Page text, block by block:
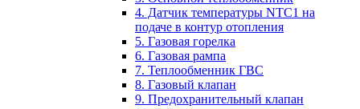
4. Датчик температуры NTC1 на
подаче в контур отопления
5. Газовая горелка
6. Газовая рампа
7. Теплообменник ГВС
8. Газовый клапан
9. Предохранительный клапан